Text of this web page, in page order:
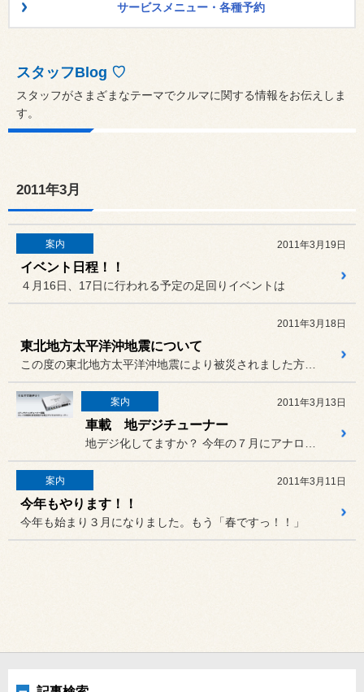
サービスメニュー・各種予約
スタッフBlog ♡
スタッフがさまざまなテーマでクルマに関する情報をお伝えしま
す。
2011年3月
案内 2011年3月19日
イベント日程！！
４月16日、17日に行われる予定の足回りイベントは
2011年3月18日
東北地方太平洋沖地震について
案内 2011年3月13日
車載 地デジチューナー
案内 2011年3月11日
今年もやります！！
今年も始まり３月になりました。もう「春ですっ！！」